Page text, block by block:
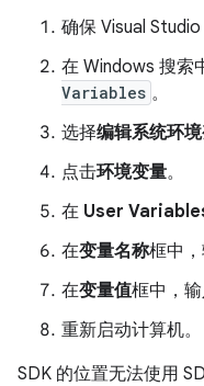
确保 Visual Studio
在 Windows 搜索
Variables 。
选择编辑系统环
点击环境变量。
在 User
在变量名称框中
在变量值框中，输
重新启动计算机。
SDK 的位置无法使用